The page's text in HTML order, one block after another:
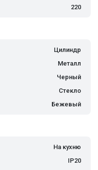
220
Цилиндр
Металл
Черный
Стекло
Бежевый
На кухню
IP20